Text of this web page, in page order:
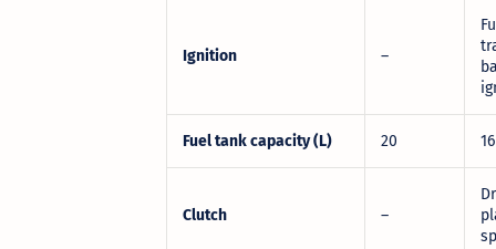
Ignition –
Fuel tank capacity (L) 20 16
Clutch –